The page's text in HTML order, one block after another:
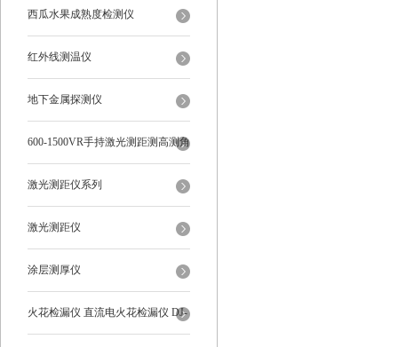
西瓜水果成熟度检测仪
红外线测温仪
地下金属探测仪
600-1500VR手持激光测距测高测角
多功能
激光测距仪系列
激光测距仪
涂层测厚仪
火花检漏仪 直流电火花检漏仪 DJ-